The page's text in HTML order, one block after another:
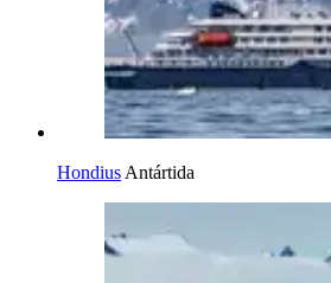
Hondius Antártida